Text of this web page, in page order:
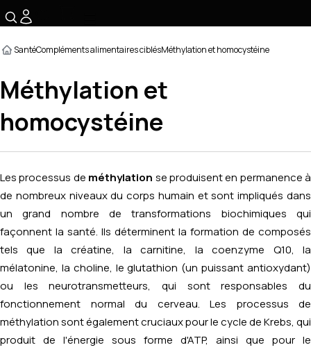
SantéCompléments alimentaires ciblésMéthylation et homocystéine
Méthylation et
homocystéine
Les processus de méthylation se produisent en permanence à
de nombreux niveaux du corps humain et sont impliqués dans
un grand nombre de transformations biochimiques qui
façonnent la santé. Ils déterminent la formation de composés
tels que la créatine, la carnitine, la coenzyme Q10, la
mélatonine, la choline, le glutathion (un puissant antioxydant)
ou les neurotransmetteurs, qui sont responsables du
fonctionnement normal du cerveau. Les processus de
méthylation sont également cruciaux pour le cycle de Krebs, qui
produit de l'énergie sous forme d'ATP, ainsi que pour le